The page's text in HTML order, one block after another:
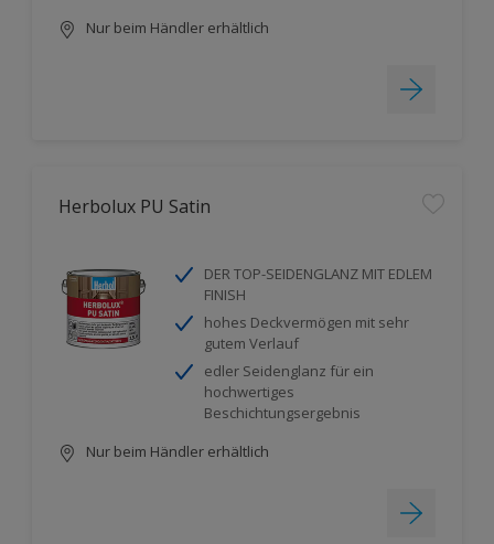
Nur beim Händler erhältlich
Herbolux PU Satin
DER TOP-SEIDENGLANZ MIT EDLEM
FINISH
hohes Deckvermögen mit sehr
gutem Verlauf
edler Seidenglanz für ein
hochwertiges
Beschichtungsergebnis
Nur beim Händler erhältlich